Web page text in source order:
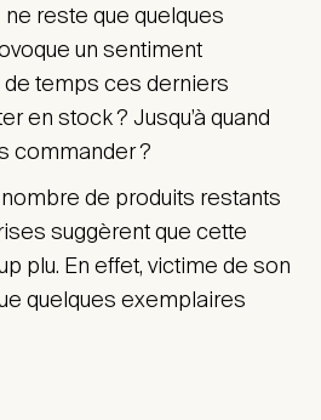
ne reste que quelques
un sentiment
de temps ces derniers
en stock ? Jusqu’à quand
commander ?
de produits restants
suggèrent que cette
plu. En effet, victime de son
quelques exemplaires